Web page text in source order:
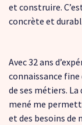
et construire.
concrète et
Avec 32 ans
connaissance
de ses métiers.
mené me
et des besoins